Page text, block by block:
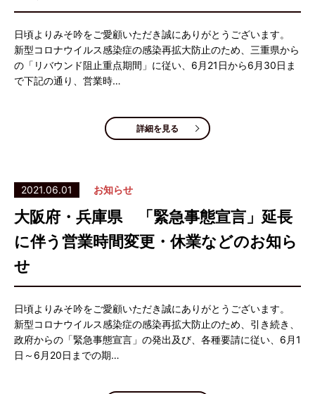
日頃よりみそ吟をご愛顧いただき誠にありがとうございます。
新型コロナウイルス感染症の感染再拡大防止のため、三重県から
の「リバウンド阻止重点期間」に従い、6月21日から6月30日ま
で下記の通り、営業時…
詳細を見る
2021.06.01 お知らせ
大阪府・兵庫県 「緊急事態宣言」延長
に伴う営業時間変更・休業などのお知ら
せ
日頃よりみそ吟をご愛顧いただき誠にありがとうございます。
新型コロナウイルス感染症の感染再拡大防止のため、引き続き、
政府からの「緊急事態宣言」の発出及び、各種要請に従い、6月1
日～6月20日までの期…